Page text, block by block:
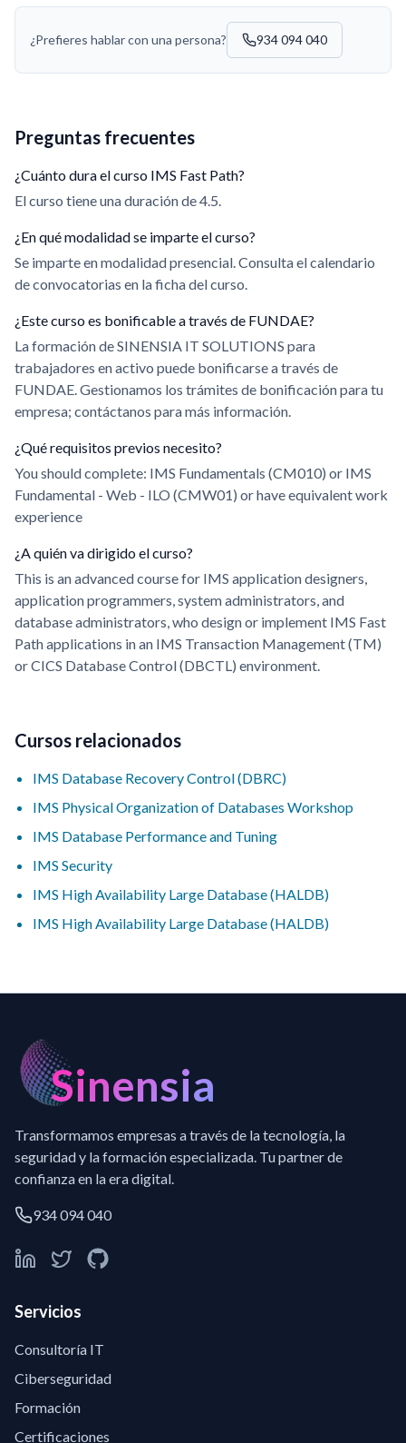
¿Prefieres hablar con una persona? 934 094 040
Preguntas frecuentes
¿Cuánto dura el curso IMS Fast Path?
El curso tiene una duración de 4.5.
¿En qué modalidad se imparte el curso?
Se imparte en modalidad presencial. Consulta el calendario
de convocatorias en la ficha del curso.
¿Este curso es bonificable a través de FUNDAE?
La formación de SINENSIA IT SOLUTIONS para
trabajadores en activo puede bonificarse a través de
FUNDAE. Gestionamos los trámites de bonificación para tu
empresa; contáctanos para más información.
¿Qué requisitos previos necesito?
You should complete: IMS Fundamentals (CM010) or IMS
Fundamental - Web - ILO (CMW01) or have equivalent work
experience
¿A quién va dirigido el curso?
This is an advanced course for IMS application designers,
application programmers, system administrators, and
database administrators, who design or implement IMS Fast
Path applications in an IMS Transaction Management (TM)
or CICS Database Control (DBCTL) environment.
Cursos relacionados
IMS Database Recovery Control (DBRC)
IMS Physical Organization of Databases Workshop
IMS Database Performance and Tuning
IMS Security
IMS High Availability Large Database (HALDB)
IMS High Availability Large Database (HALDB)
Sinensia
Transformamos empresas a través de la tecnología, la
seguridad y la formación especializada. Tu partner de
confianza en la era digital.
934 094 040
Servicios
Consultoría IT
Ciberseguridad
Formación
Certificaciones